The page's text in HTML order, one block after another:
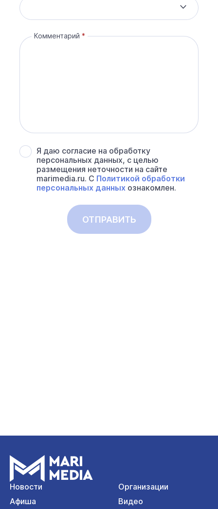
Комментарий
Я даю согласие на обработку
персональных данных, с целью
размещения неточности на сайте
marimedia.ru. С Политикой обработки
персональных данных ознакомлен.
ОТПРАВИТЬ
Новости
Организации
Афиша
Видео